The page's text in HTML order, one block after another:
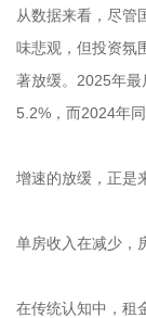
从数据来看，尽管
味悲观，但投资氛
著放缓。2025年
5.2%，而2024年
增速的放缓，正是
单房收入在减少，
在传统认知中，租